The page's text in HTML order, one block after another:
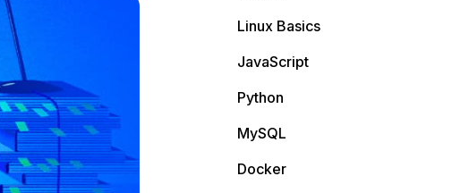
Linux Basics
JavaScript
Python
MySQL
Docker